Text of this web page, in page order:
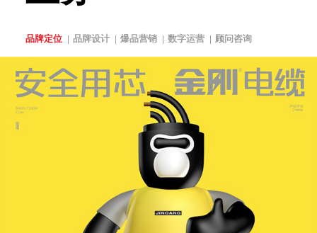
品牌定位 品牌设计 爆品营销 数字运营 顾问咨询